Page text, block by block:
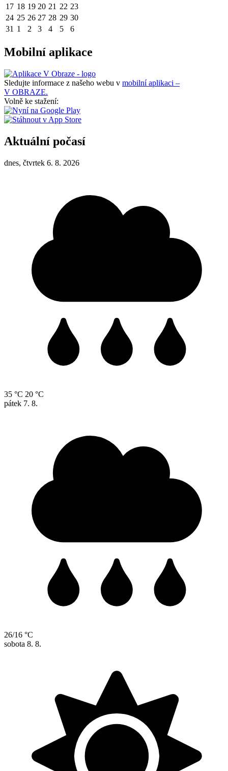
17 18 19 20 21 22 23
24 25 26 27 28 29 30
31 1 2 3 4 5 6
Mobilní aplikace
Sledujte informace z našeho webu v mobilní aplikaci –
V OBRAZE.
Volně ke stažení:
Aktuální počasí
dnes, čtvrtek 6. 8. 2026
35 °C 20 °C
pátek 7. 8.
26/16 °C
sobota 8. 8.